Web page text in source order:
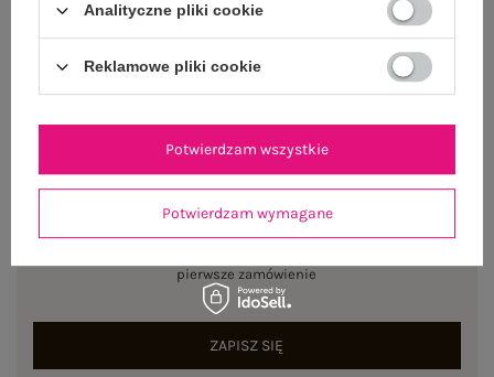
Centrum Logistyczne Nadarzyn
Dostępny
NEWSLETTER
pierwsze zamówienie
ZAPISZ SIĘ
Analityczne pliki cookie
Reklamowe pliki cookie
Potwierdzam wymagane
Potwierdzam wszystkie